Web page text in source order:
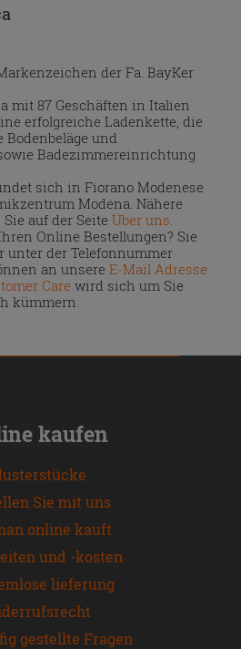
der Fa. BayKer
mit 87 Geschäften in Italien
erfolgreiche Ladenkette, die
und
Badezimmereinrichtung
sich in Fiorano Modenese
Modena. Nähere
auf der Seite Über uns
Online Bestellungen? Sie
unter der Telefonnummer
an unsereE-Mail Adresse
Care wird sich um Sie
kümmern.
kaufen
Sie mit uns
online kauft
und -kosten
lieferung
gestellte Fragen